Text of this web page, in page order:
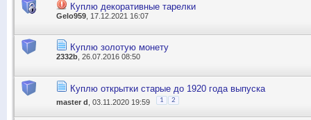
Куплю декоративные тарелки
Gelo959 , 17.12.2021 16:07
Куплю золотую монету
2332b, 26.07.2016 08:50
Куплю открытки старые до 1920 года выпуска
master d , 03.11.2020 19:59 1 2